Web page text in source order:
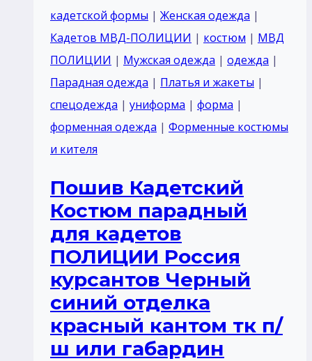
для
кадетов
Россия
белый
тк
габардин
кадетской формы | Женская одежда |
Кадетов МВД-ПОЛИЦИИ | костюм | МВД
ПОЛИЦИИ | Мужская одежда | одежда |
Парадная одежда | Платья и жакеты |
спецодежда | униформа | форма |
форменная одежда | Форменные костюмы
и кителя
Пошив Кадетский
Костюм парадный
для кадетов
ПОЛИЦИИ Россия
курсантов Черный
синий отделка
красный кантом тк п/
ш или габардин